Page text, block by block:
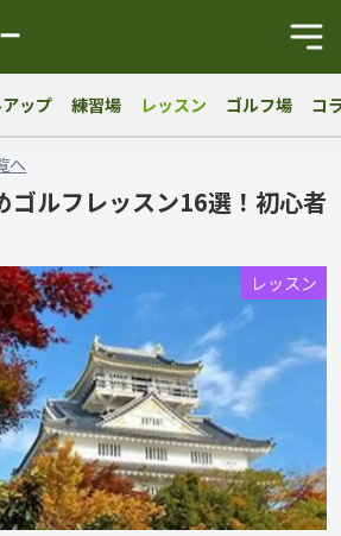
ップ 練習場 レッスン ゴルフ場 コ
へ
ゴルフレッスン16選！初心者
レッスン